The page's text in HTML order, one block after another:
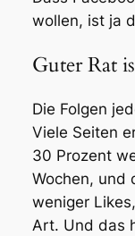
wollen, ist ja
Guter Rat
Die Folgen
Viele Seiten
30 Prozent
Wochen, und
weniger
Art. Und das